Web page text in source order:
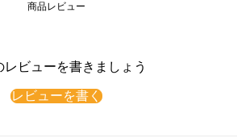
商品レビュー
レビューを書きましょう
レビューを書く